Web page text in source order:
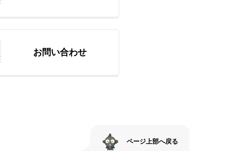
お問い合わせ
ページ上部へ戻る